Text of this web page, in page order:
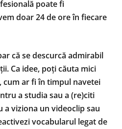
poate fi
doar 24 de ore în fiecare
că se descurcă admirabil
Ca idee, poți căuta mici
cum ar fi în timpul navetei
a studia sau a (re)citi
viziona un videoclip sau
vocabularul legat de